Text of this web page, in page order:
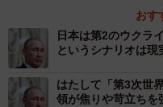
また、中国に至ってはも
とつに新疆ウイグル自治
よるウイグル民族の虐殺
おす
日本は第2のウクラ
というシナリオは現
はたして「第3次世
領が焦りや苛立ちを